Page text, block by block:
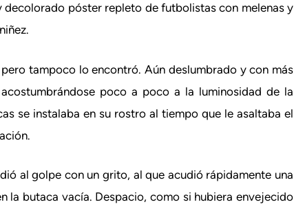
decolorado póster repleto de futbolistas con melenas y
tampoco lo encontró. Aún deslumbrado y con más
poco a poco a la luminosidad de la
se instalaba en su rostro al tiempo que le asaltaba el
al golpe con un grito, al que acudió rápidamente una
la butaca vacía. Despacio, como si hubiera envejecido